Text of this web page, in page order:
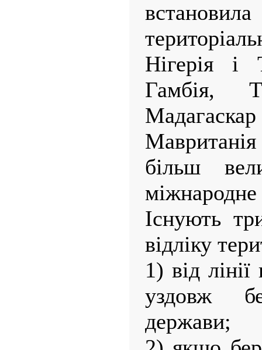
Нігерія
Гамбія,
більш
міжнародне
Існують
відліку
1) від
уздовж
держави;